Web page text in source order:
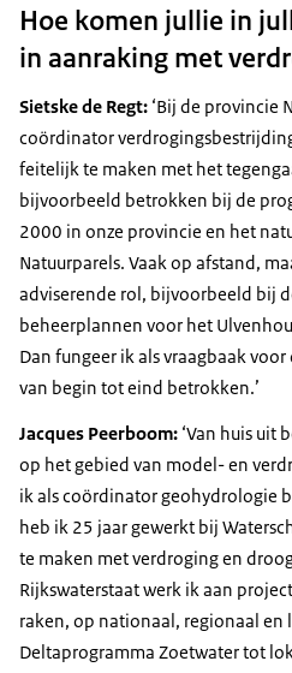
Hoe komen jullie in
in aanraking met
Sietske de Regt: ‘Bij de provincie
coördinator
feitelijk te maken met het
bijvoorbeeld betrokken bij de
2000 in onze provincie en het
Natuurparels. Vaak op afstand,
adviserende rol, bijvoorbeeld bij
beheerplannen voor het
Dan fungeer ik als vraagbaak
van begin tot eind betrokken.’
Jacques Peerboom: ‘Van huis uit
op het gebied van model- en
ik als coördinator geohydrologie
heb ik 25 jaar gewerkt bij
te maken met verdroging en
Rijkswaterstaat werk ik aan
raken, op nationaal, regionaal en
Deltaprogramma Zoetwater tot